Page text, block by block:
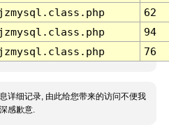
62
94
76
详细记录, 由此给您带来的访问不便我
感歉意.